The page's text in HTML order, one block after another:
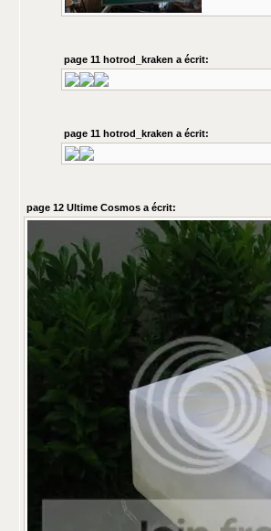
page 11 hotrod_kraken a écrit:
page 11 hotrod_kraken a écrit:
page 12 Ultime Cosmos a écrit: